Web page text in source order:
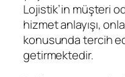
Lojistik’in müşteri
hizmet anlayışı,
konusunda tercih
getirmektedir.